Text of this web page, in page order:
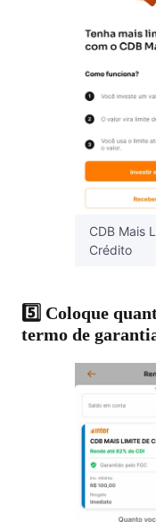
CDB Mais
Crédito
5️⃣ Coloque
termo de